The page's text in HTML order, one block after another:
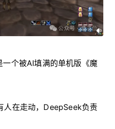
个被AI填满的单机版《魔
在走动，DeepSeek负责